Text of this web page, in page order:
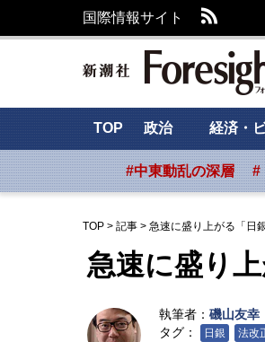
国際情報サイト
TOP 政治 経済・
#中東動乱の深層 #
TOP > 記事 > 急速に盛り上がる「日
急速に盛り
執筆者： 磯山友幸
タグ：
日銀 法改